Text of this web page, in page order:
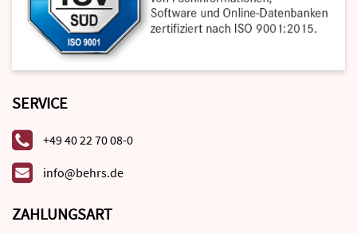
SERVICE
+49 40 22 70 08-0
info@behrs.de
ZAHLUNGSART